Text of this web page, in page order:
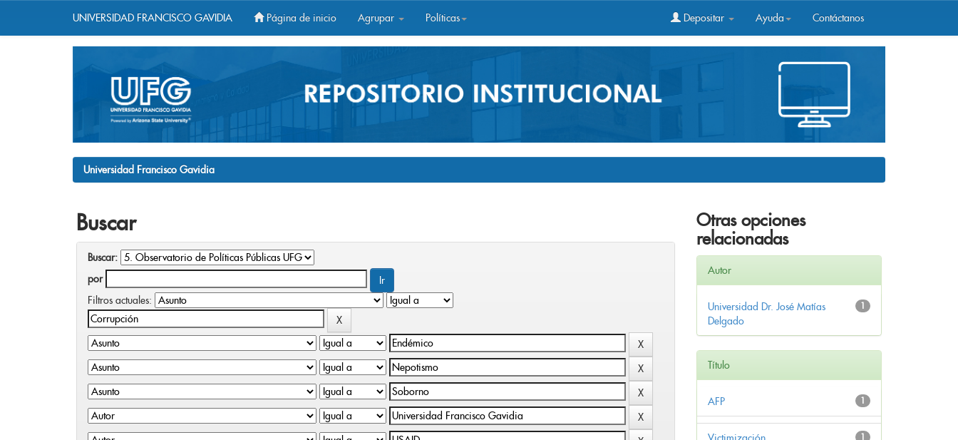
UNIVERSIDAD FRANCISCO GAVIDIA Página de inicio Agrupar Políticas Depositar Ayuda Contáctanos
Universidad Francisco Gavidia
Buscar
Buscar:
por
Filtros actuales:
Otras opciones
relacionadas
Autor
1
Universidad Dr. José Matías
Delgado
Título
1
AFP
1